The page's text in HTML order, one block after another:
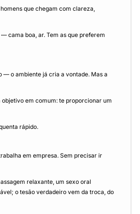
que chegam com clareza,
cama boa, ar. Tem as que preferem
— o ambiente já cria a vontade. Mas a
objetivo em comum: te proporcionar um
rápido.
em empresa. Sem precisar ir
relaxante, um sexo oral
o tesão verdadeiro vem da troca, do